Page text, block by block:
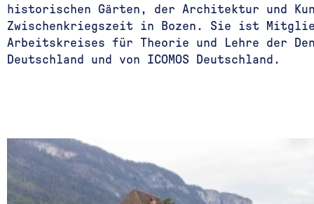
historischen Gärten, der Architektur und
Zwischenkriegszeit in Bozen. Sie ist
Arbeitskreises für Theorie und Lehre der
Deutschland und von ICOMOS Deutschland.